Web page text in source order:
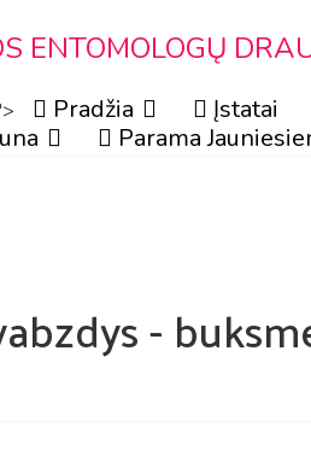
ENTOMOLOGŲ
Pradžia Įstatai
Parama
-